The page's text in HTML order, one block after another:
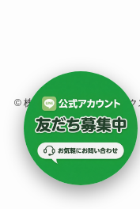
© 株式会社クリエイトボッ